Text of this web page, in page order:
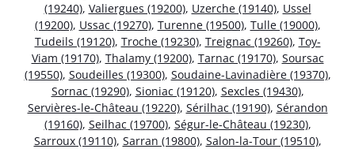
(19240), Valiergues (19200), Uzerche (19140), Ussel
(19200), Ussac (19270), Turenne (19500), Tulle (19000),
Tudeils (19120), Troche (19230), Treignac (19260), Toy-
Viam (19170), Thalamy (19200), Tarnac (19170), Soursac
(19550), Soudeilles (19300), Soudaine-Lavinadière (19370),
Sornac (19290), Sioniac (19120), Sexcles (19430),
Servières-le-Château (19220), Sérilhac (19190), Sérandon
(19160), Seilhac (19700), Ségur-le-Château (19230),
Sarroux (19110), Sarran (19800), Salon-la-Tour (19510),